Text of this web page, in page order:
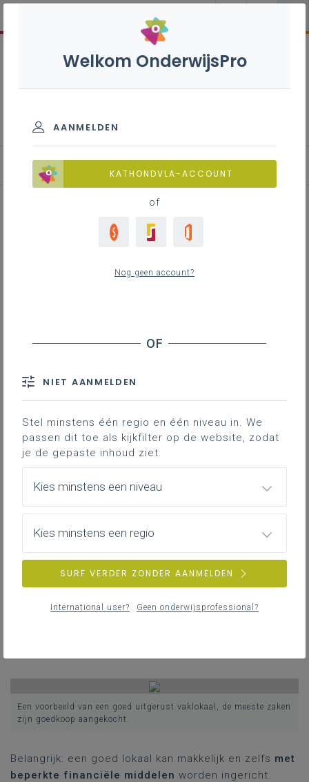
Een lokaal voor aardrijkskunde
Een aangepast en
niet alleen aangenamer werken voor de
leraar en de leerlingen, het is ook een
must volgens de leerplannen.
In de leerplannen aardrijkskunde, staat onder
dient de school minimaal de hierna beschreven
infrastructuur en materiële en didactische uitrusting
Een voorbeeld van een goed uitgerust vaklokaal, de meeste zaken
zijn goedkoop aangekocht.
Belangrijk: een goed lokaal kan makkelijk en zelfs met
beperkte financiële middelen worden ingericht.
Welkom OnderwijsPro
AANMELDEN
KATHONDVLA-ACCOUNT
of
Nog geen account?
NIET AANMELDEN
Stel minstens één regio en één niveau in. We
passen dit toe als kijkfilter op de website, zodat
je de gepaste inhoud ziet.
Kies minstens een niveau
Kies minstens een regio
SURF VERDER ZONDER AANMELDEN
International user? Geen onderwijsprofessional?